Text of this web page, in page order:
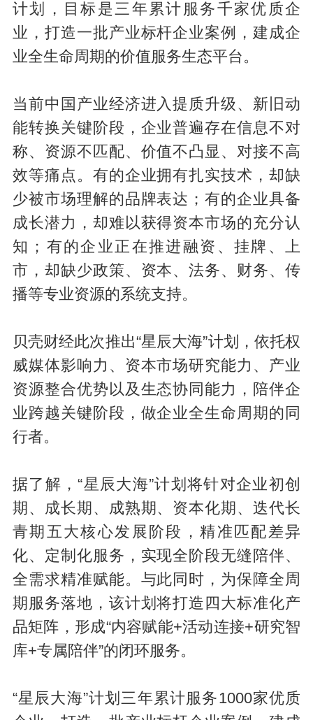
计划，目标是三年累计服务千家优质企
业，打造一批产业标杆企业案例，建成企
业全生命周期的价值服务生态平台。
当前中国产业经济进入提质升级、新旧动
能转换关键阶段，企业普遍存在信息不对
称、资源不匹配、价值不凸显、对接不高
效等痛点。有的企业拥有扎实技术，却缺
少被市场理解的品牌表达；有的企业具备
成长潜力，却难以获得资本市场的充分认
知；有的企业正在推进融资、挂牌、上
市，却缺少政策、资本、法务、财务、传
播等专业资源的系统支持。
贝壳财经此次推出“星辰大海”计划，依托权
威媒体影响力、资本市场研究能力、产业
资源整合优势以及生态协同能力，陪伴企
业跨越关键阶段，做企业全生命周期的同
行者。
据了解，“星辰大海”计划将针对企业初创
期、成长期、成熟期、资本化期、迭代长
青期五大核心发展阶段，精准匹配差异
化、定制化服务，实现全阶段无缝陪伴、
全需求精准赋能。与此同时，为保障全周
期服务落地，该计划将打造四大标准化产
品矩阵，形成“内容赋能+活动连接+研究智
库+专属陪伴”的闭环服务。
“星辰大海”计划三年累计服务1000家优质